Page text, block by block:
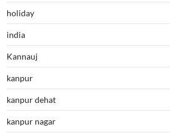
holiday
india
Kannauj
kanpur
kanpur dehat
kanpur nagar